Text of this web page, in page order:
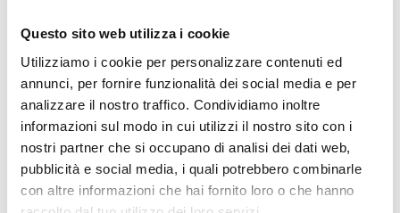
Questo sito web utilizza i cookie
Utilizziamo i cookie per personalizzare contenuti ed
annunci, per fornire funzionalità dei social media e per
analizzare il nostro traffico. Condividiamo inoltre
informazioni sul modo in cui utilizzi il nostro sito con i
nostri partner che si occupano di analisi dei dati web,
pubblicità e social media, i quali potrebbero combinarle
con altre informazioni che hai fornito loro o che hanno
Scarica il catalogo
Scarica Valori Nutrizionali
Contattaci
Calcolatore peso ideale